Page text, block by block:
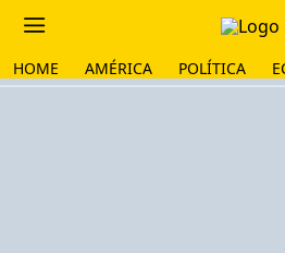
HOME AMÉRICA POLÍTICA